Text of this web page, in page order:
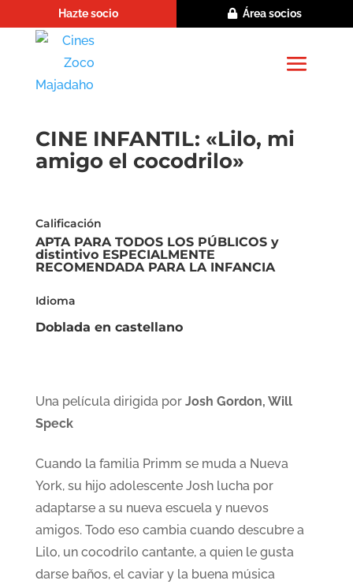
Hazte socio Área socios
CINE INFANTIL: «Lilo, mi
amigo el cocodrilo»
Calificación
APTA PARA TODOS LOS PÚBLICOS y
distintivo ESPECIALMENTE
RECOMENDADA PARA LA INFANCIA
Idioma
Doblada en castellano
Una película dirigida por Josh Gordon, Will
Speck
Cuando la familia Primm se muda a Nueva
York, su hijo adolescente Josh lucha por
adaptarse a su nueva escuela y nuevos
amigos. Todo eso cambia cuando descubre a
Lilo, un cocodrilo cantante, a quien le gusta
darse baños, el caviar y la buena música